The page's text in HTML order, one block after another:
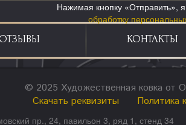
Нажимая кнопку «Отправить»,
обработку
КОНТАКТЫ
© 2025 Художественная ковка
Скачать реквизиты
Политика
пр., 24, павильон 3, ряд 1, стенд 34